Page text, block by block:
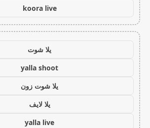
koora live
يلا شوت
yalla shoot
يلا شوت زون
يلا لايف
yalla live